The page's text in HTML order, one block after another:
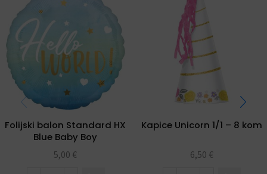
Folijski balon Standard HX
Blue Baby Boy
5,00 €
Kapice Unicorn 1/1 – 8 kom
6,50 €